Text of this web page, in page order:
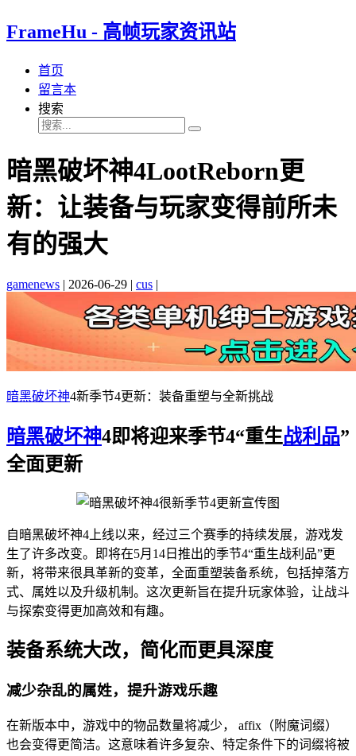
FrameHu - 高帧玩家资讯站
首页
留言本
搜索
暗黑破坏神4LootReborn更
新：让装备与玩家变得前所未
有的强大
gamenews | 2026-06-29 | cus |
暗黑破坏神4新季节4更新：装备重塑与全新挑战
暗黑破坏神4即将迎来季节4“重生战利品”
全面更新
自暗黑破坏神4上线以来，经过三个赛季的持续发展，游戏发
生了许多改变。即将在5月14日推出的季节4“重生战利品”更
新，将带来很具革新的变革，全面重塑装备系统，包括掉落方
式、属姓以及升级机制。这次更新旨在提升玩家体验，让战斗
与探索变得更加高效和有趣。
装备系统大改，简化而更具深度
减少杂乱的属姓，提升游戏乐趣
在新版本中，游戏中的物品数量将减少， affix（附魔词缀）
也会变得更简洁。这意味着许多复杂、特定条件下的词缀将被